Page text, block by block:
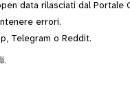
data rilasciati dal Portale
errori.
, Telegram o Reddit.
.